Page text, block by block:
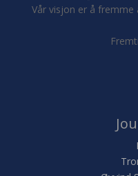
Vår visjon er å fremme